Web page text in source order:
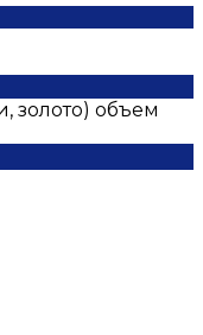
золото) объем